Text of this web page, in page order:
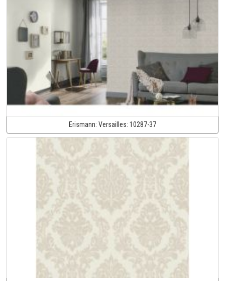
Erismann: Versailles: 10287-37